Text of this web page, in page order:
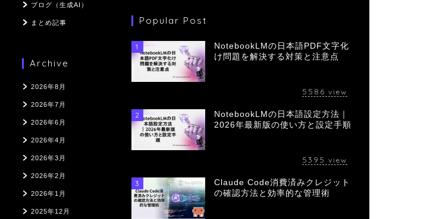
ブログ（生成AI）
まとめ記事
Archive
2026年8月
2026年7月
2026年6月
2026年4月
2026年3月
2026年2月
2026年1月
2025年12月
Popular Post
1
NotebookLMの日本語PDF文字化
け問題を解決する対策と注意点
5586 view
2
NotebookLMの日本語設定方法｜
2026年最新版の使い方と設定手順
5395 view
3
Claude Code消費済みクレジット
の確認方法と効率的な管理術